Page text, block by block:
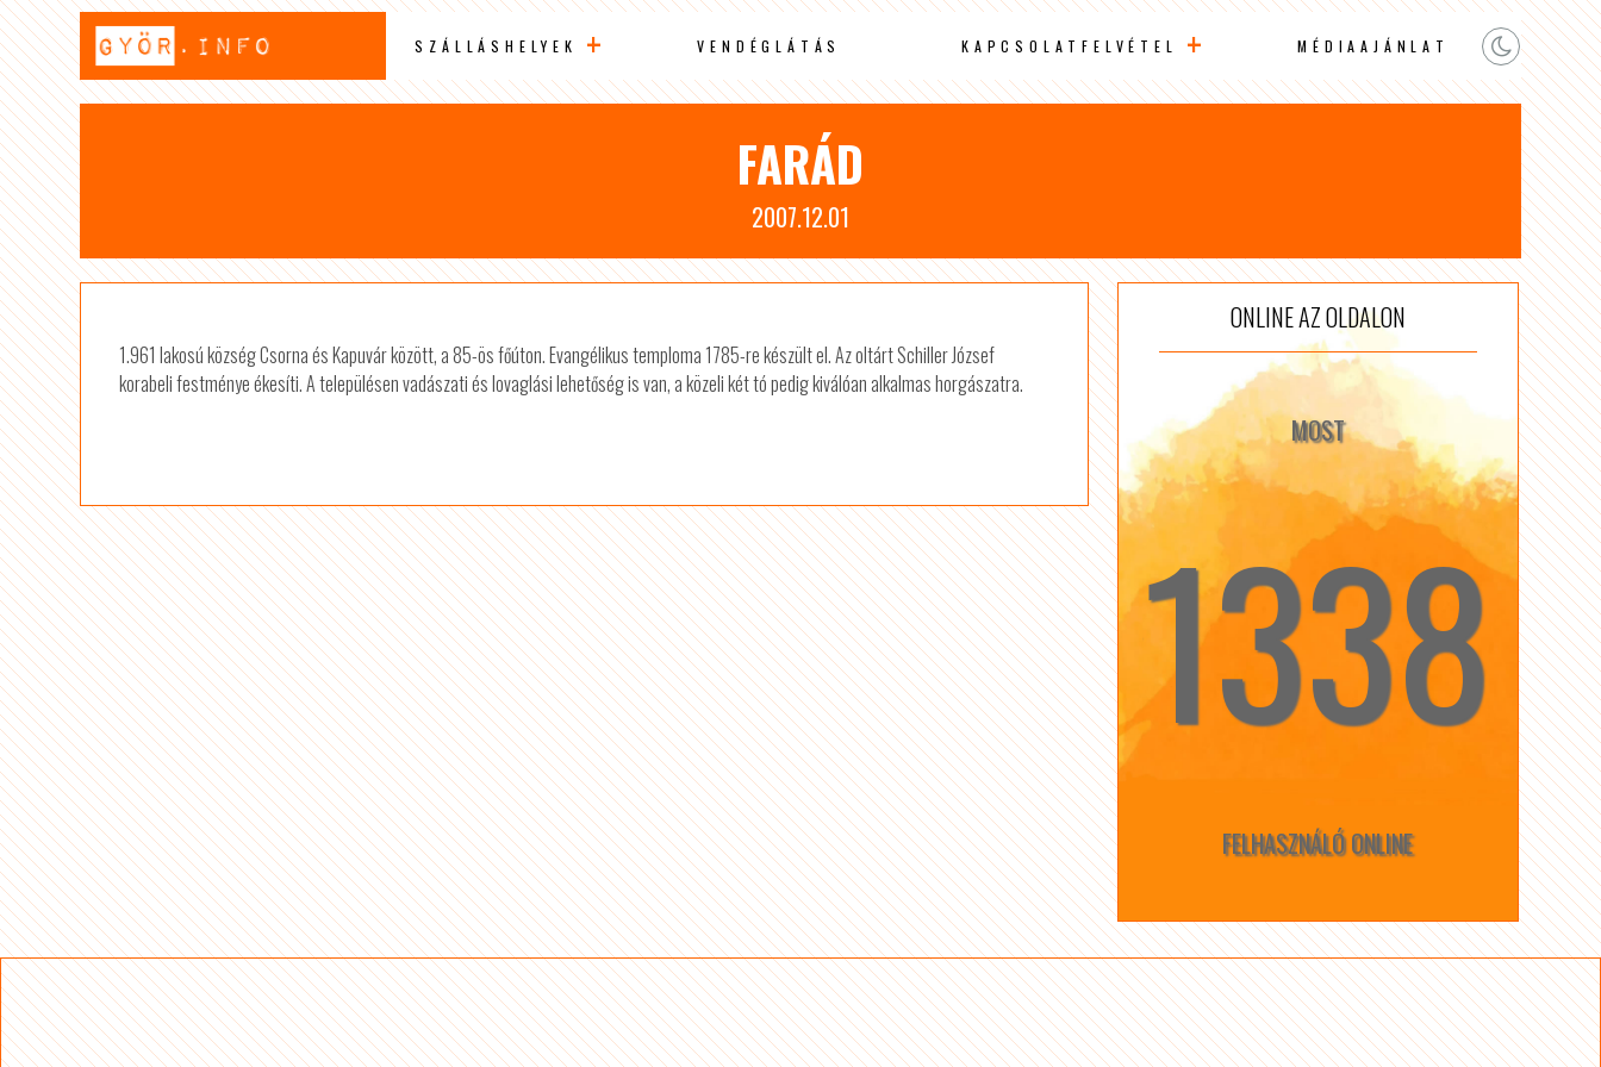
SZÁLLÁSHELYEK VENDÉGLÁTÁS KAPCSOLATFELVÉTEL MÉDIAAJÁNLAT
FARÁD
2007.12.01
1.961 lakosú község Csorna és Kapuvár között, a 85-ös főúton. Evangélikus temploma 1785-re készült el. Az oltárt Schiller József
korabeli festménye ékesíti. A településen vadászati és lovaglási lehetőség is van, a közeli két tó pedig kiválóan alkalmas horgászatra.
ONLINE AZ OLDALON
MOST
☆ 1338 ☆
FELHASZNÁLÓ ONLINE